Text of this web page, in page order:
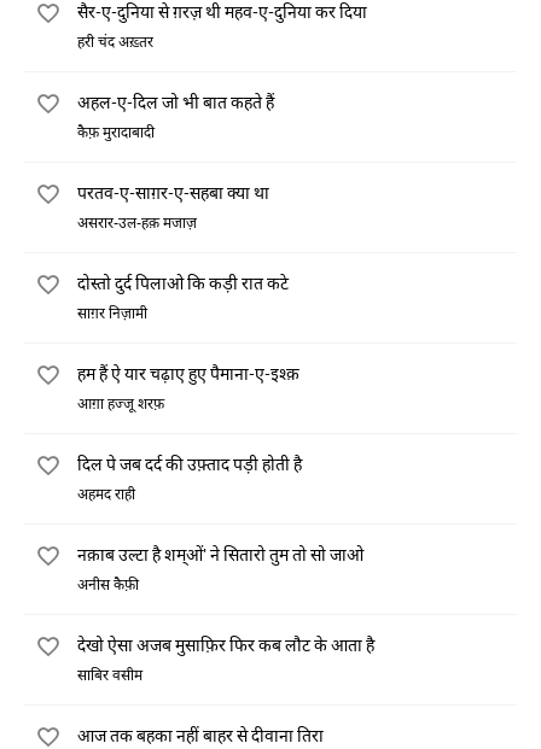
सैर-ए-दुनिया से ग़रज़ थी महव-ए-दुनिया कर दिया
हरी चंद अख़्तर
अहल-ए-दिल जो भी बात कहते हैं
कैफ़ मुरादाबादी
परतव-ए-साग़र-ए-सहबा क्या था
असरार-उल-हक़ मजाज़
दोस्तो दुर्द पिलाओ कि कड़ी रात कटे
साग़र निज़ामी
हम हैं ऐ यार चढ़ाए हुए पैमाना-ए-इश्क़
आग़ा हज्जू शरफ़
दिल पे जब दर्द की उफ़्ताद पड़ी होती है
अहमद राही
नक़ाब उल्टा है शम्ओं' ने सितारो तुम तो सो जाओ
अनीस कैफ़ी
देखो ऐसा अजब मुसाफ़िर फिर कब लौट के आता है
साबिर वसीम
आज तक बहका नहीं बाहर से दीवाना तिरा